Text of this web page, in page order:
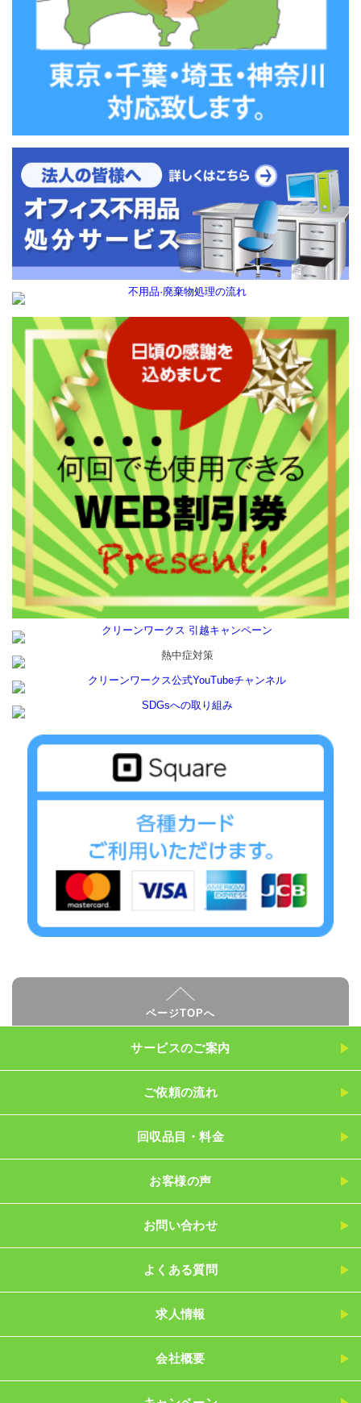
ページTOPへ
サービスのご案内
ご依頼の流れ
回収品目・料金
お客様の声
お問い合わせ
よくある質問
求人情報
会社概要